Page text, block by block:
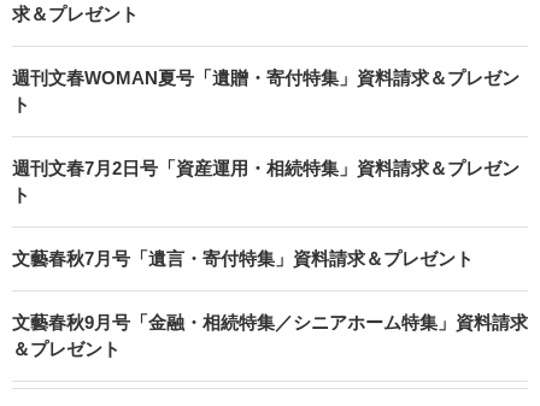
求＆プレゼント
週刊文春WOMAN夏号「遺贈・寄付特集」資料請求＆プレゼン
ト
週刊文春7月2日号「資産運用・相続特集」資料請求＆プレゼン
ト
文藝春秋7月号「遺言・寄付特集」資料請求＆プレゼント
文藝春秋9月号「金融・相続特集／シニアホーム特集」資料請求
＆プレゼント